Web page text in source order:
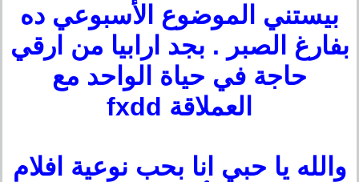
بيستني الموضوع الأسبوعي ده
بفارغ الصبر . بجد ارابيا من ارقي
حاجة في حياة الواحد مع
العملاقة fxdd
والله يا حبي انا بحب نوعية افلام